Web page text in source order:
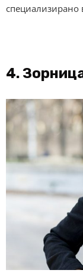
специализирано
4.